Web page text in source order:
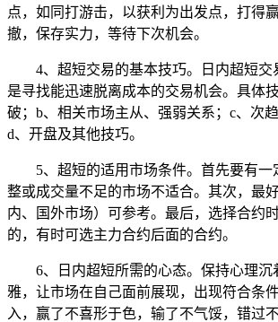
点，如同打游击，以获利为出发点，打得
撤，保存实力，等待下次机会。
4、超短交易的基本技巧。日内超短交
是寻找能迅速脱离成本的交易机会。具体
破；b、相关市场主从、强弱关系；c、次
d、开盘及其他技巧。
5、超短的适用市场条件。首先要有
整或成交量不足的市场不适合。其次，最
内、国外市场）可参考。最后，选择合约
的，有时可选主力合约后面的合约。
6、日内超短所需的心态。保持心理沉
雅，让市场在自己面前展现，出现符合条
入，赢了不喜形于色，输了不气馁，错过